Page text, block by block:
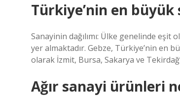
Türkiye’nin en büyük
Sanayinin dağılımı: Ülke genelinde eşit
yer almaktadır. Gebze, Türkiye’nin en
olarak İzmit, Bursa, Sakarya ve
Ağır sanayi ürünleri